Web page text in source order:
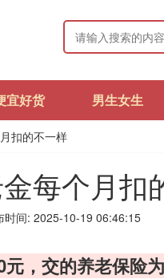
宜好货 男生女生
扣的不一样
每个月扣
时间: 2025-10-19 06:46:15
，交的养老保险